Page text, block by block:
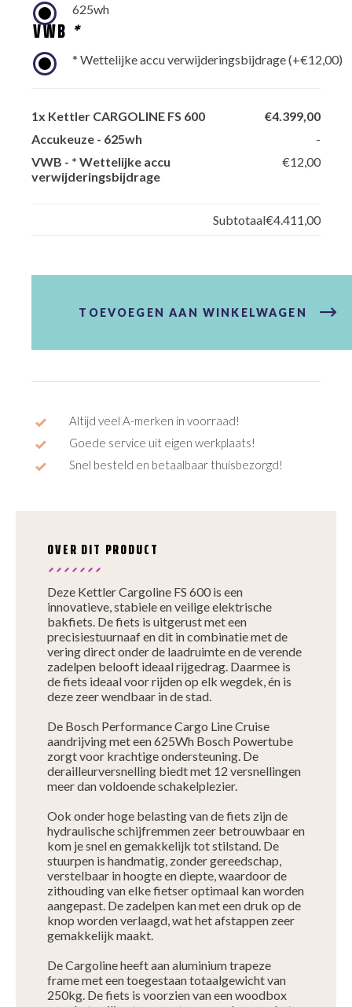
625wh
VWB *
* Wettelijke accu verwijderingsbijdrage(+€12,00)
1x Kettler CARGOLINE FS 600
€4.399,00
Accukeuze - 625wh
-
VWB - * Wettelijke accu
verwijderingsbijdrage
€12,00
Subtotaal€4.411,00
TOEVOEGEN AAN WINKELWAGEN
Altijd veel A-merken in voorraad!
Goede service uit eigen werkplaats!
Snel besteld en betaalbaar thuisbezorgd!
OVER DIT PRODUCT
Deze Kettler Cargoline FS 600 is een
innovatieve, stabiele en veilige elektrische
bakfiets. De fiets is uitgerust met een
precisiestuurnaaf en dit in combinatie met de
vering direct onder de laadruimte en de verende
zadelpen belooft ideaal rijgedrag. Daarmee is
de fiets ideaal voor rijden op elk wegdek, én is
deze zeer wendbaar in de stad.
De Bosch Performance Cargo Line Cruise
aandrijving met een 625Wh Bosch Powertube
zorgt voor krachtige ondersteuning. De
derailleurversnelling biedt met 12 versnellingen
meer dan voldoende schakelplezier.
Ook onder hoge belasting van de fiets zijn de
hydraulische schijfremmen zeer betrouwbaar en
kom je snel en gemakkelijk tot stilstand. De
stuurpen is handmatig, zonder gereedschap,
verstelbaar in hoogte en diepte, waardoor de
zithouding van elke fietser optimaal kan worden
aangepast. De zadelpen kan met een druk op de
knop worden verlaagd, wat het afstappen zeer
gemakkelijk maakt.
De Cargoline heeft aan aluminium trapeze
frame met een toegestaan totaalgewicht van
250kg. De fiets is voorzien van een woodbox